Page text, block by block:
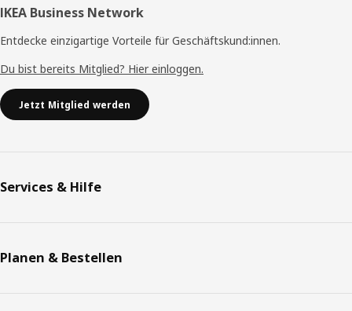
IKEA Business Network
Entdecke einzigartige Vorteile für Geschäftskund:innen.
Du bist bereits Mitglied? Hier einloggen.
Jetzt Mitglied werden
Services & Hilfe
Planen & Bestellen